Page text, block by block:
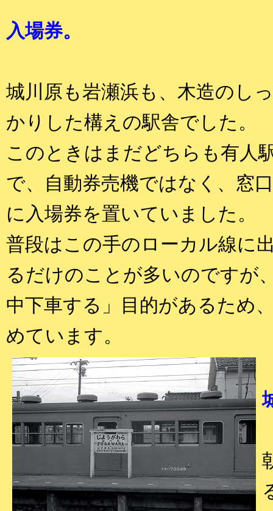
入場券。
城川原も岩瀬浜も、木造のしっ
かりした構えの駅舎でした。
このときはまだどちらも有人
で、自動券売機ではなく、窓口
に入場券を置いていました。
普段はこの手のローカル線に
るだけのことが多いのですが
中下車する」目的があるため
めています。